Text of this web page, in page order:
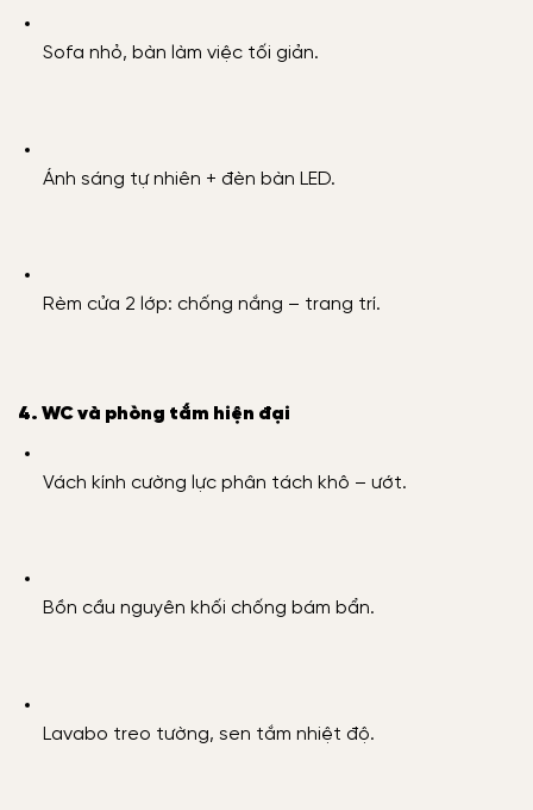
Sofa nhỏ, bàn làm việc tối giản.
Ánh sáng tự nhiên + đèn bàn LED.
Rèm cửa 2 lớp: chống nắng – trang trí.
4. WC và phòng tắm hiện đại
Vách kính cường lực phân tách khô – ướt.
Bồn cầu nguyên khối chống bám bẩn.
Lavabo treo tường, sen tắm nhiệt độ.